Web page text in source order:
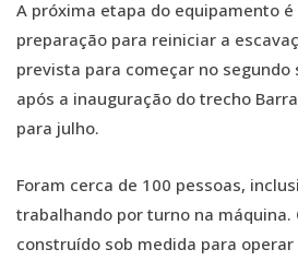
A próxima etapa do equipamento
preparação para reiniciar a
prevista para começar no segundo
após a inauguração do trecho
para julho.
Foram cerca de 100 pessoas,
trabalhando por turno na máquina.
construído sob medida para